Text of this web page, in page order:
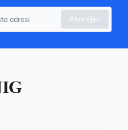
Abonējiet